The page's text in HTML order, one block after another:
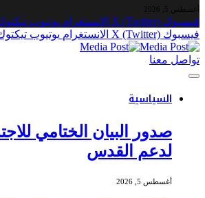
أغسطس 5, 2026
فيسبوك X (Twitter) الانستغرام يوتيوب
فيسبوك X (Twitter) الانستغرام يوتيوب
تواصل معنا
السياسية
صدور البيان الختامي
لدعم القدس
أغسطس 5, 2026